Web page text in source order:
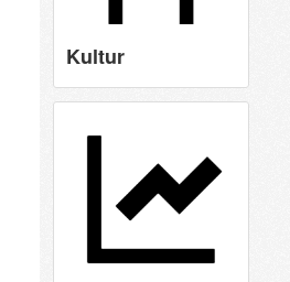
Kultur